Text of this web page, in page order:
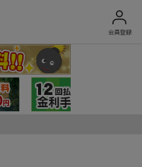
会員登録